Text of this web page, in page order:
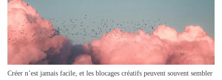
Créer n’est jamais facile, et les blocages créatifs peuvent souvent sembler